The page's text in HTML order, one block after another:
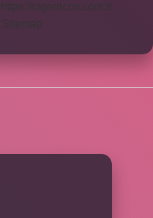
https://cigerricco.com.tr
Sitemap